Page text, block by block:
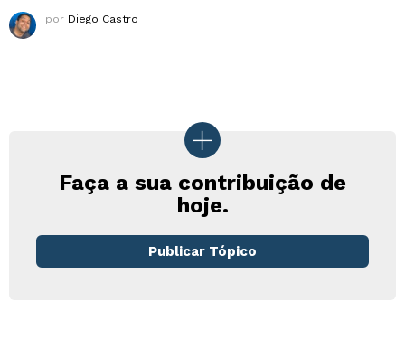
por Diego Castro
Faça a sua contribuição de
hoje.
Publicar Tópico